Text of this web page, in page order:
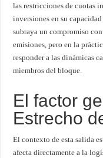
las restricciones de cuotas
inversiones en su
subraya un compromiso
emisiones, pero en la
responder a las dinámicas
miembros del bloque.
El factor
Estrecho
El contexto de esta salida
afecta directamente a la